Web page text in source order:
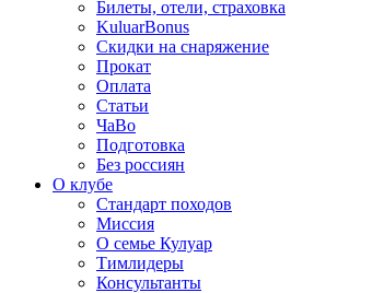
Билеты, отели, страховка
KuluarBonus
Скидки на снаряжение
Прокат
Оплата
Статьи
ЧаВо
Подготовка
Без россиян
О клубе
Стандарт походов
Миссия
О семье Кулуар
Тимлидеры
Консультанты